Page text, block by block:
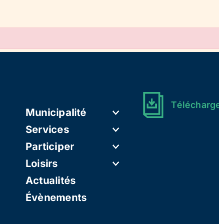
Municipalité
Services
Participer
Loisirs
Actualités
Évènements